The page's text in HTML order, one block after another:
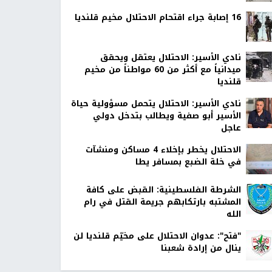
16 إصابة جراء اقتحام الاحتلال مخيم قلنديا
نادي الأسير: الاحتلال يعتقل ويحقق
ميدانياً مع أكثر من 60 مواطناً من مخيم
قلنديا
نادي الأسير: الاحتلال يتحمل مسؤولية حياة
الأسير أبو صفية ويطالب بتدخل دولي
عاجل
الاحتلال يخطر بإخلاء 4 مساكن ومنشآت
في خلة الضبع بمسافر يطا
الشرطة الفلسطينية: القبض على كافة
المشتبه بارتكابهم جريمة القتل في رام
الله
"فتح": عدوان الاحتلال على مخيّم قلنديا لن
ينال من إرادة شعبنا